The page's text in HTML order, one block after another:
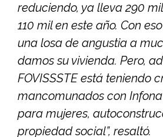
reduciendo, ya lleva 290
110 mil en este año. Con
una losa de angustia a
damos su vivienda. Pero,
FOVISSSTE está teniendo
mancomunados con
para mujeres,
propiedad social”, resaltó.